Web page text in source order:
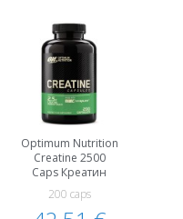
Optimum Nutrition
Creatine 2500
Caps Креатин
200 caps